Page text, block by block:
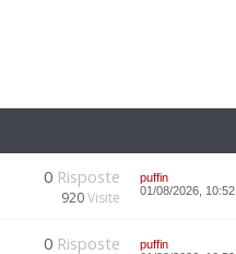
0 Risposte
920Visite
puffin
01/08/2026, 10:52
0 Risposte
puffin